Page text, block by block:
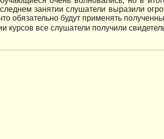
занятии слушатели выразили
обязательно будут применять
курсов все слушатели получили